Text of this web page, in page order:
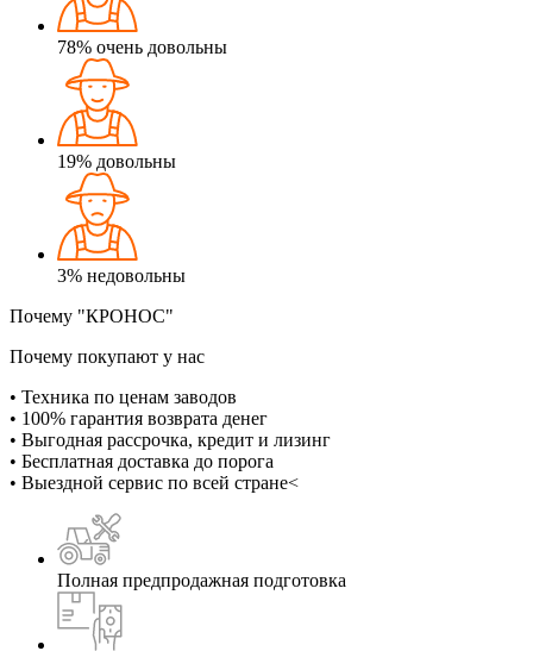
78% очень довольны
19% довольны
3% недовольны
Почему "КРОНОС"
Почему покупают у нас
• Техника по ценам заводов
• 100% гарантия возврата денег
• Выгодная рассрочка, кредит и лизинг
• Бесплатная доставка до порога
• Выездной сервис по всей стране<
Полная предпродажная подготовка